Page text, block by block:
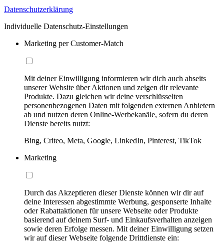
Datenschutzerklärung
Individuelle Datenschutz-Einstellungen
Marketing per Customer-Match
Mit deiner Einwilligung informieren wir dich auch abseits
unserer Website über Aktionen und zeigen dir relevante
Produkte. Dazu gleichen wir deine verschlüsselten
personenbezogenen Daten mit folgenden externen Anbietern
ab und nutzen deren Online-Werbekanäle, sofern du deren
Dienste bereits nutzt:
Bing, Criteo, Meta, Google, LinkedIn, Pinterest, TikTok
Marketing
Durch das Akzeptieren dieser Dienste können wir dir auf
deine Interessen abgestimmte Werbung, gesponserte Inhalte
oder Rabattaktionen für unsere Webseite oder Produkte
basierend auf deinem Surf- und Einkaufsverhalten anzeigen
sowie deren Erfolge messen. Mit deiner Einwilligung setzen
wir auf dieser Webseite folgende Drittdienste ein: